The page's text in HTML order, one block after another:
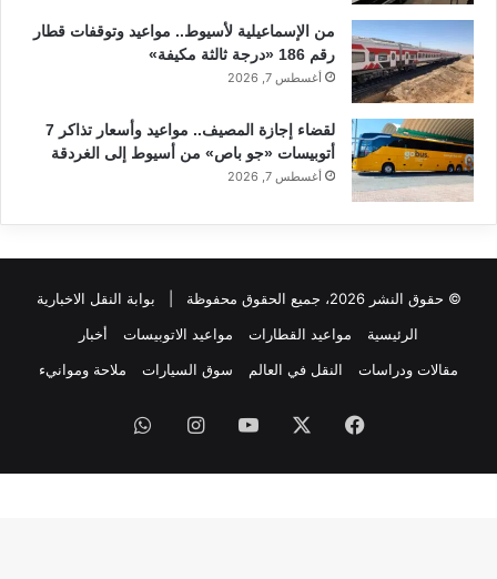
من الإسماعيلية لأسيوط.. مواعيد وتوقفات قطار
رقم 186 «درجة ثالثة مكيفة»
أغسطس 7, 2026
لقضاء إجازة المصيف.. مواعيد وأسعار تذاكر 7
أتوبيسات «جو باص» من أسيوط إلى الغردقة
أغسطس 7, 2026
© حقوق النشر 2026، جميع الحقوق محفوظة |
بوابة النقل الاخبارية
الرئيسية
مواعيد القطارات مواعيد الاتوبيسات
أخبار
مقالات ودراسات
النقل في العالم سوق السيارات ملاحة وموانيء
فيسبوك ‫YouTubeانستقرام